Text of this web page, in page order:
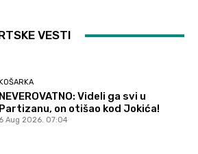
VESTI
NEVEROVATNO: Videli ga svi u
Partizanu, on otišao kod Jokića!
6 Aug 2026. 07:04